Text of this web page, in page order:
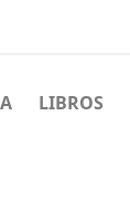
LIBROS